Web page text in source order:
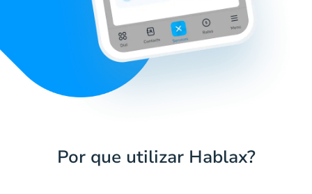
Por que utilizar Hablax?